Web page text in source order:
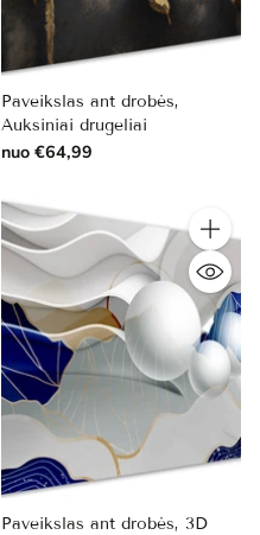
Paveikslas ant drobės,
Auksiniai drugeliai
nuo €64,99
Kiekis
Paveikslas ant drobės, 3D